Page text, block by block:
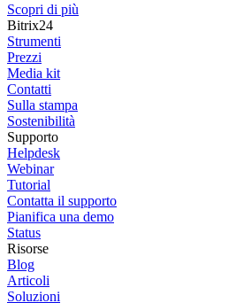
Scopri di più
Bitrix24
Strumenti
Prezzi
Media kit
Contatti
Sulla stampa
Sostenibilità
Supporto
Helpdesk
Webinar
Tutorial
Contatta il supporto
Pianifica una demo
Status
Risorse
Blog
Articoli
Soluzioni